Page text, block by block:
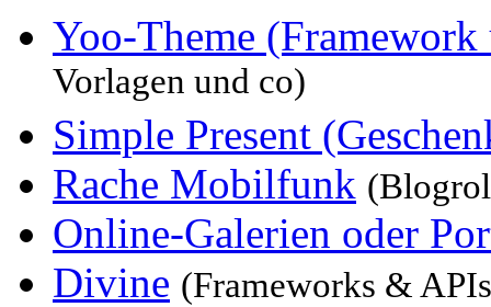
Yoo-Theme (Framework
Vorlagen und co)
Simple Present
Rache Mobilfunk
Online-Galerien oder
Divine (Frameworks &